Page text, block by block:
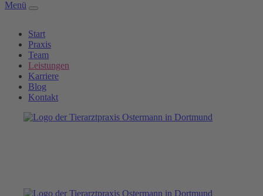
Menü
Start
Praxis
Team
Leistungen
Karriere
Blog
Kontakt